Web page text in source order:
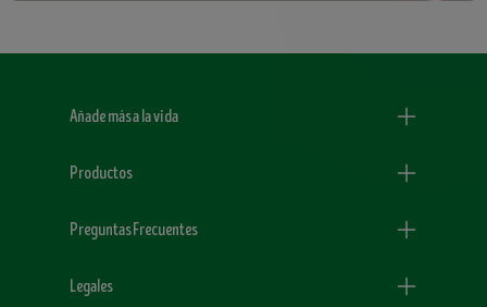
Añade más a la vida
Productos
Preguntas Frecuentes
Legales